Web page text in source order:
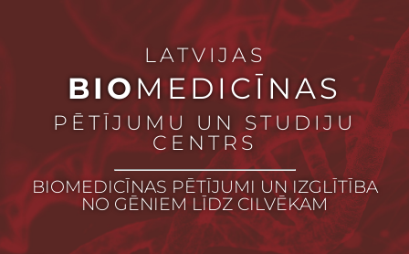
LATVIJAS
BIOMEDICĪNAS
PĒTĪJUMU UN STUDIJU
CENTRS
BIOMEDICĪNAS PĒTĪJUMI UN IZGLĪTĪBA
NO GĒNIEM LĪDZ CILVĒKAM